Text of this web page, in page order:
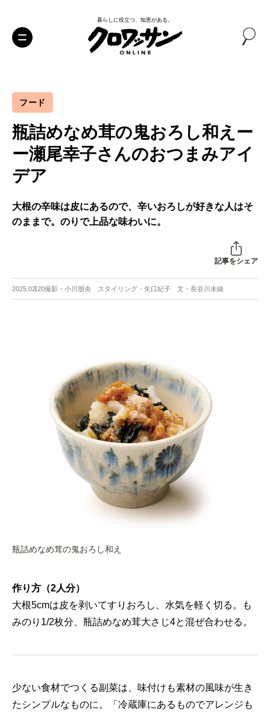
暮らしに役立つ、知恵がある。
フード
瓶詰めなめ茸の鬼おろし和えー
ー瀬尾幸子さんのおつまみアイ
デア
大根の辛味は皮にあるので、辛いおろしが好きな人はそ
のままで。のりで上品な味わいに。
記事をシェア
2025.02.20撮影・小川朋央 スタイリング・矢口紀子 文・長谷川未緒
瓶詰めなめ茸の鬼おろし和え
作り方（2人分）
大根5cmは皮を剥いてすりおろし、水気を軽く切る。も
みのり1/2枚分、瓶詰めなめ茸大さじ4と混ぜ合わせる。
少ない食材でつくる副菜は、味付けも素材の風味が生き
たシンプルなものに。「冷蔵庫にあるものでアレンジも